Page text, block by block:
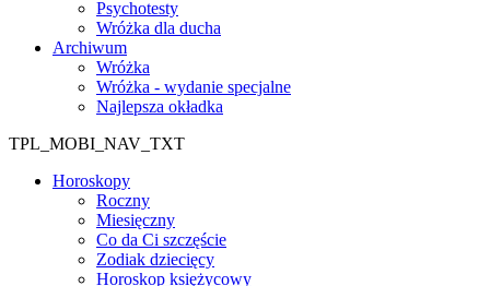
Psychotesty
Wróżka dla ducha
Archiwum
Wróżka
Wróżka - wydanie specjalne
Najlepsza okładka
TPL_MOBI_NAV_TXT
Horoskopy
Roczny
Miesięczny
Co da Ci szczęście
Zodiak dziecięcy
Horoskop księżycowy